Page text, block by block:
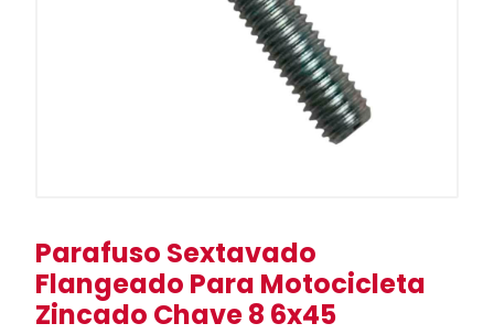
Parafuso Sextavado
Flangeado Para Motocicleta
Zincado Chave 8 6x45